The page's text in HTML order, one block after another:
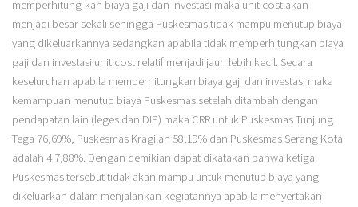
memperhitung-kan biaya gaji dan investasi maka unit cost akan
menjadi besar sekali sehingga Puskesmas tidak mampu menutup biaya
yang dikeluarkannya sedangkan apabila tidak memperhitungkan biaya
gaji dan investasi unit cost relatif menjadi jauh lebih kecil. Secara
keseluruhan apabila memperhitungkan biaya gaji dan investasi maka
kemampuan menutup biaya Puskesmas setelah ditambah dengan
pendapatan lain (leges dan DIP) maka CRR untuk Puskesmas Tunjung
Tega 76,69%, Puskesmas Kragilan 58,19% dan Puskesmas Serang Kota
adalah 4 7,88%. Dengan demikian dapat dikatakan bahwa ketiga
Puskesmas tersebut tidak akan mampu untuk menutup biaya yang
dikeluarkan dalam menjalankan kegiatannya apabila menyertakan